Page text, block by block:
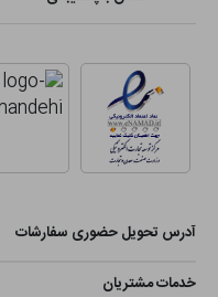
آدرس تحویل حضوری سفارشات
خدمات مشتریان